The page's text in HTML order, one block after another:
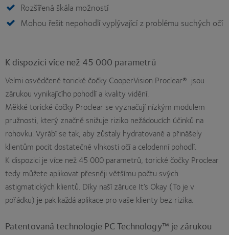
Rozšířená škála možností
Mohou řešit nepohodlí vyplývající z problému suchých očí
K dispozici více než 45 000 parametrů
Velmi osvědčené torické čočky CooperVision Proclear® jsou
zárukou vynikajícího pohodlí a kvality vidění.
Měkké torické čočky Proclear se vyznačují nízkým modulem
pružnosti, který značně snižuje riziko nežádoucích účinků na
rohovku. Vyrábí se tak, aby zůstaly hydratované a přinášely
klientům pocit dostatečné vlhkosti očí a celodenní pohodlí.
K dispozici je více než 45 000 parametrů, torické čočky Proclear
tedy můžete aplikovat přesněji většímu počtu svých
astigmatických klientů. Díky naší záruce It’s Okay (To je v
pořádku) je pak každá aplikace pro vaše klienty bez rizika.
Patentovaná technologie PC Technology™ je zárukou